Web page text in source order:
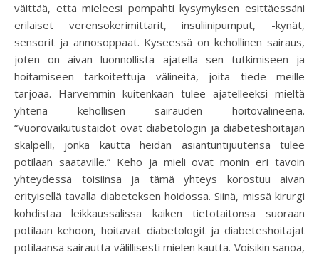
väittää, että mieleesi pompahti kysymyksen esittäessäni
erilaiset verensokerimittarit, insuliinipumput, -kynät,
sensorit ja annosoppaat. Kyseessä on kehollinen sairaus,
joten on aivan luonnollista ajatella sen tutkimiseen ja
hoitamiseen tarkoitettuja välineitä, joita tiede meille
tarjoaa. Harvemmin kuitenkaan tulee ajatelleeksi mieltä
yhtenä kehollisen sairauden hoitovälineenä.
“Vuorovaikutustaidot ovat diabetologin ja diabeteshoitajan
skalpelli, jonka kautta heidän asiantuntijuutensa tulee
potilaan saataville.” Keho ja mieli ovat monin eri tavoin
yhteydessä toisiinsa ja tämä yhteys korostuu aivan
erityisellä tavalla diabeteksen hoidossa. Siinä, missä kirurgi
kohdistaa leikkaussalissa kaiken tietotaitonsa suoraan
potilaan kehoon, hoitavat diabetologit ja diabeteshoitajat
potilaansa sairautta välillisesti mielen kautta. Voisikin sanoa,